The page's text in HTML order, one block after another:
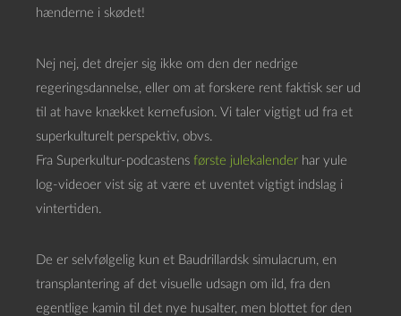
hænderne i skødet!
Nej nej, det drejer sig ikke om den der nedrige
regeringsdannelse, eller om at forskere rent faktisk ser ud
til at have knækket kernefusion. Vi taler vigtigt ud fra et
superkulturelt perspektiv, obvs.
Fra Superkultur-podcastens første julekalender har yule
log-videoer vist sig at være et uventet vigtigt indslag i
vintertiden.
De er selvfølgelig kun et Baudrillardsk simulacrum, en
transplantering af det visuelle udsagn om ild, fra den
egentlige kamin til det nye husalter, men blottet for den